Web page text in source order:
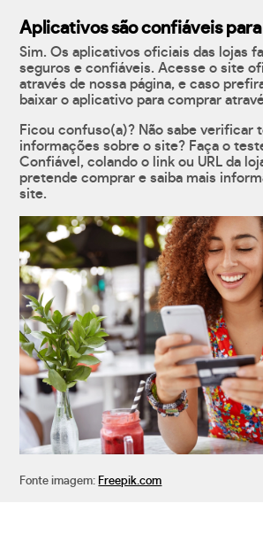
Aplicativos são confiáveis
Sim. Os aplicativos oficiais das lojas
seguros e confiáveis. Acesse o site
através de nossa página, e caso
baixar o aplicativo para comprar
Ficou confuso(a)? Não sabe verificar
informações sobre o site? Faça o
Confiável, colando o link ou URL da
pretende comprar e saiba mais
site.
Fonte imagem: Freepik.com